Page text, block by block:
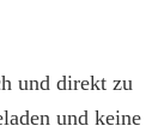
und direkt zu
und keine